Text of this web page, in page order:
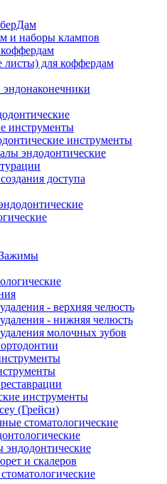
и наборы клампов
листы) для коффердам
инструменты
инструменты
эндодонтические
доступа
- верхняя челюсть
- нижняя челюсть
молочных зубов
инструменты
(Грейси)
стоматологические
эндодонтические
и скалеров